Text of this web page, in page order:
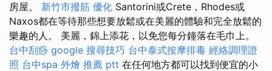
房屋。 新竹市撥筋 優化 Santorini或Crete，Rhodes或
Naxos都在等待那些想要放鬆或在美麗的體驗和完全放鬆的
樂趣的人。 美麗，錦上添花，以免您每分鐘落在毛巾上。
台中刮痧 google 搜尋技巧 台中泰式按摩排毒 經絡調理證
照 台中spa 外燴 推薦 ptt 在任何地方都可以找到便宜的小